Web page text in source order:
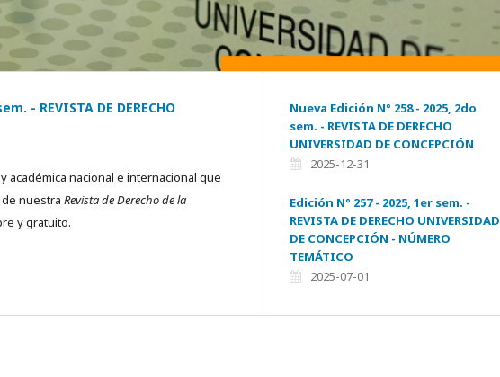
- REVISTA DE DERECHO
académica nacional e internacional que
nuestra Revista de Derecho de la
y gratuito.
Nueva Edición N° 258 - 2025, 2do
sem. - REVISTA DE DERECHO
UNIVERSIDAD DE CONCEPCIÓN
2025-12-31
Edición N° 257 - 2025, 1er sem. -
REVISTA DE DERECHO UNIVERSIDAD
DE CONCEPCIÓN - NÚMERO
TEMÁTICO
2025-07-01